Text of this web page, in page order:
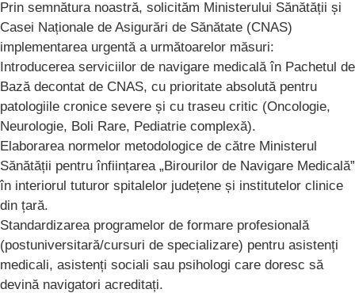
Prin semnătura noastră, solicităm Ministerului Sănătății și
Casei Naționale de Asigurări de Sănătate (CNAS)
implementarea urgentă a următoarelor măsuri:
​Introducerea serviciilor de navigare medicală în Pachetul de
Bază decontat de CNAS, cu prioritate absolută pentru
patologiile cronice severe și cu traseu critic (Oncologie,
Neurologie, Boli Rare, Pediatrie complexă).
​Elaborarea normelor metodologice de către Ministerul
Sănătății pentru înființarea „Birourilor de Navigare Medicală”
în interiorul tuturor spitalelor județene și institutelor clinice
din țară.
​Standardizarea programelor de formare profesională
(postuniversitară/cursuri de specializare) pentru asistenți
medicali, asistenți sociali sau psihologi care doresc să
devină navigatori acreditați.